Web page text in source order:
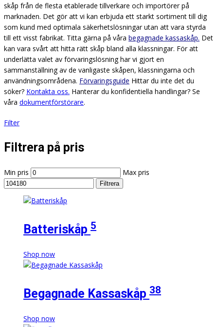
skåp från de flesta etablerade tillverkare och importörer på
marknaden. Det gör att vi kan erbjuda ett starkt sortiment till dig
som kund med optimala säkerhetslösningar utan att vara styrda
till ett visst fabrikat. Titta gärna på våra begagnade kassaskåp. Det
kan vara svårt att hitta rätt skåp bland alla klassningar. För att
underlätta valet av förvaringslösning har vi gjort en
sammanställning av de vanligaste skåpen, klassningarna och
användningsområdena. Förvaringsguide Hittar du inte det du
söker? Kontakta oss. Hanterar du konfidentiella handlingar? Se
våra dokumentförstörare.
Filter
Filtrera på pris
Min pris Max pris
Filtrera
Batteriskåp 5
Shop now
Begagnade Kassaskåp 38
Shop now